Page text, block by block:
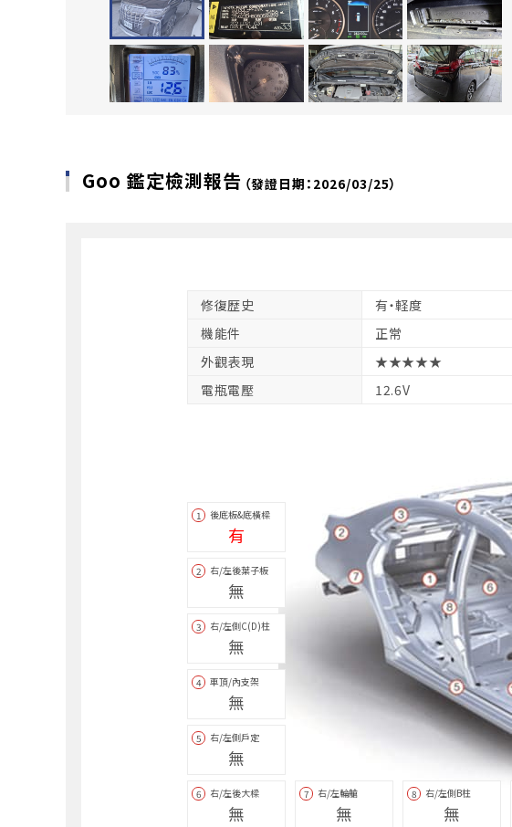
Goo 鑑定檢測報告 （發證日期：2026/03/25）
修復歴史 有・軽度
機能件
正常
外觀表現
★★★★★
電瓶電壓
12.6V
1 後底板&底橫樑
有
2 右/左後葉子板
無
3 右/左側C(D)柱
無
4 車頂/內支架
無
5 右/左側戶定
無
6 右/左後大樑
無
7 右/左輪艙
無
8 右/左側B柱
無